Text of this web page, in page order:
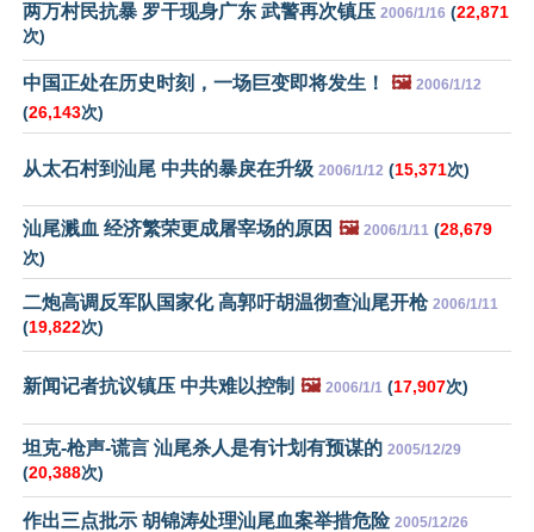
两万村民抗暴 罗干现身广东 武警再次镇压 2006/1/16 (22,871
次)
中国正处在历史时刻，一场巨变即将发生！ 🖼️ 2006/1/12
(26,143次)
从太石村到汕尾 中共的暴戾在升级 2006/1/12 (15,371次)
汕尾溅血 经济繁荣更成屠宰场的原因 🖼️ 2006/1/11 (28,679
次)
二炮高调反军队国家化 高郭吁胡温彻查汕尾开枪 2006/1/11
(19,822次)
新闻记者抗议镇压 中共难以控制 🖼️ 2006/1/1 (17,907次)
坦克-枪声-谎言 汕尾杀人是有计划有预谋的 2005/12/29
(20,388次)
作出三点批示 胡锦涛处理汕尾血案举措危险 2005/12/26